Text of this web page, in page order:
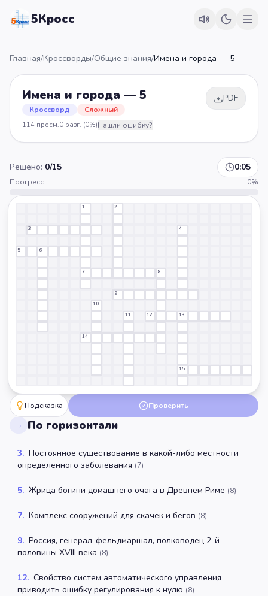
5Кросс
Главная/Кроссворды/Общие знания/Имена и города — 5
Имена и города — 5
Кроссворд Сложный
PDF
114 просм.0 разг. (0%)Нашли ошибку?
Решено: 0/15 0:05
Прогресс 0%
1 2
3 4
5 6
7 8
9
10
11
12 13
14
15
Подсказка Проверить
→ По горизонтали
3. Постоянное существование в какой-либо местности
определенного заболевания (7)
5. Жрица богини домашнего очага в Древнем Риме (8)
7. Комплекс сооружений для скачек и бегов (8)
9. Россия, генерал-фельдмаршал, полководец 2-й
половины XVIII века (8)
12. Свойство систем автоматического управления
приводить ошибку регулирования к нулю (8)